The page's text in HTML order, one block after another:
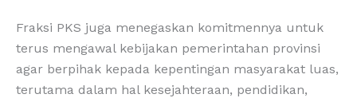
Fraksi PKS juga menegaskan komitmennya untuk
terus mengawal kebijakan pemerintahan provinsi
agar berpihak kepada kepentingan masyarakat luas,
terutama dalam hal kesejahteraan, pendidikan,